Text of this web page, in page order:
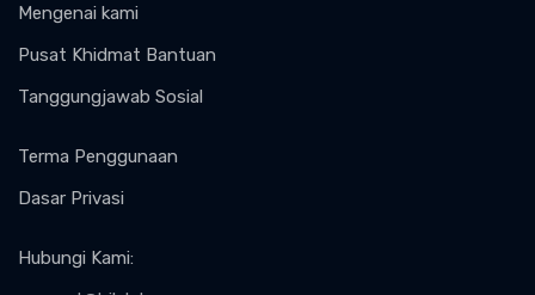
Mengenai kami
Pusat Khidmat Bantuan
Tanggungjawab Sosial
Terma Penggunaan
Dasar Privasi
Hubungi Kami: